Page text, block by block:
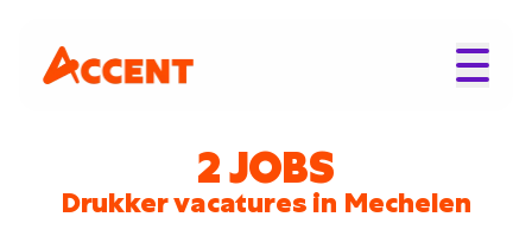
2 JOBS
Drukker vacatures in Mechelen